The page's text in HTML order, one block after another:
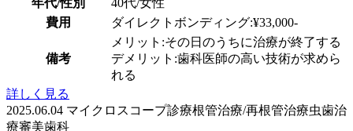
費用
ダイレクトボンディング:¥33,000-
備考
メリット:その日のうちに治療が終了する
デメリット:歯科医師の高い技術が求めら
れる
詳しく見る
2025.06.04 マイクロスコープ診療根管治療/再根管治療虫歯治
療審美歯科